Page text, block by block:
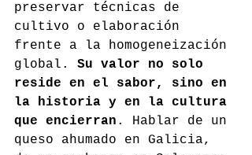
preservar técnicas de
cultivo o elaboración
frente a la homogeneización
global. Su valor no solo
reside en el sabor, sino en
la historia y en la cultura
que encierran . Hablar de un
queso ahumado en Galicia,